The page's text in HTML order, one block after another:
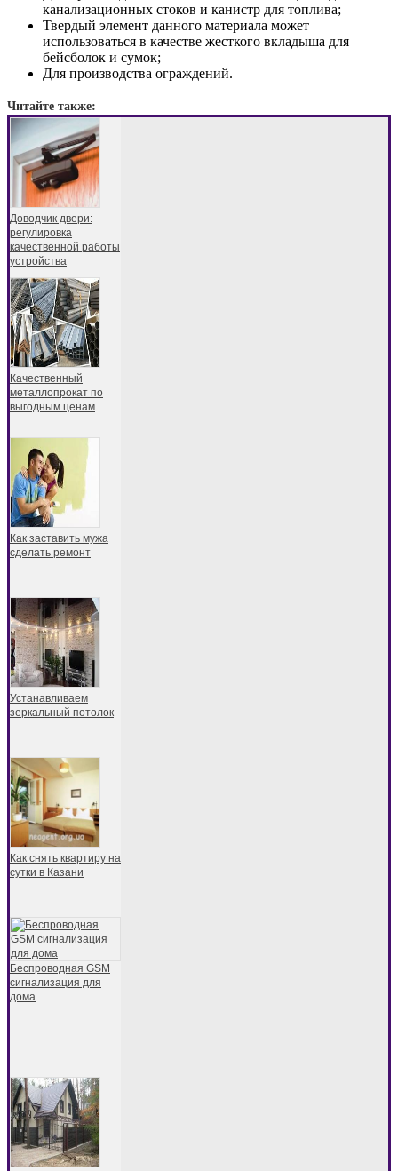
канализационных стоков и канистр для топлива;
Твердый элемент данного материала может
использоваться в качестве жесткого вкладыша для
бейсболок и сумок;
Для производства ограждений.
Читайте также:
Доводчик двери:
регулировка
качественной работы
устройства
Качественный
металлопрокат по
выгодным ценам
Как заставить мужа
сделать ремонт
Устанавливаем
зеркальный потолок
Как снять квартиру на
сутки в Казани
Беспроводная GSM
сигнализация для
дома